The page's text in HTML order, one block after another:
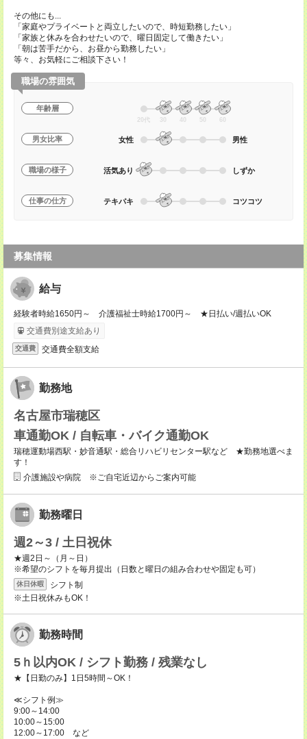
その他にも...
「家庭やプライベートと両立したいので、時短勤務したい」
「家族と休みを合わせたいので、曜日固定して働きたい」
「朝は苦手だから、お昼から勤務したい」
等々、お気軽にご相談下さい！
職場の雰囲気
年齢層
20代 30 40 50 60
男女比率 女性 男性
職場の様子 活気あり しずか
仕事の仕方 テキパキ コツコツ
募集情報
給与
経験者時給1650円～ 介護福祉士時給1700円～ ★日払い/週払いOK
交通費別途支給あり
交通費 交通費全額支給
勤務地
名古屋市瑞穂区
車通勤OK / 自転車・バイク通勤OK
瑞穂運動場西駅・妙音通駅・総合リハビリセンター駅など ★勤務地選べま
す！
介護施設や病院 ※ご自宅近辺からご案内可能
勤務曜日
週2～3 / 土日祝休
★週2日～（月～日）
※希望のシフトを毎月提出（日数と曜日の組み合わせや固定も可）
休日休暇
シフト制
※土日祝休みもOK！
勤務時間
5ｈ以内OK / シフト勤務 / 残業なし
★【日勤のみ】1日5時間～OK！
≪シフト例≫
9:00～14:00
10:00～15:00
12:00～17:00 など